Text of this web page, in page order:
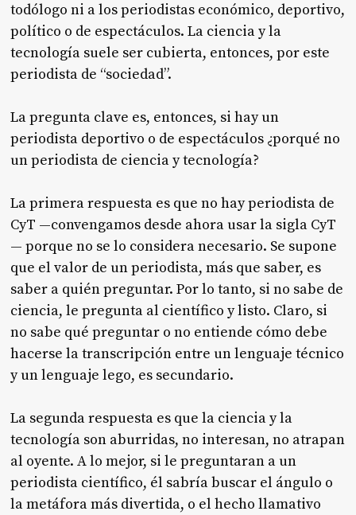
todólogo ni a los periodistas económico, deportivo,
político o de espectáculos. La ciencia y la
tecnología suele ser cubierta, entonces, por este
periodista de “sociedad”.
La pregunta clave es, entonces, si hay un
periodista deportivo o de espectáculos ¿porqué no
un periodista de ciencia y tecnología?
La primera respuesta es que no hay periodista de
CyT —convengamos desde ahora usar la sigla CyT
— porque no se lo considera necesario. Se supone
que el valor de un periodista, más que saber, es
saber a quién preguntar. Por lo tanto, si no sabe de
ciencia, le pregunta al científico y listo. Claro, si
no sabe qué preguntar o no entiende cómo debe
hacerse la transcripción entre un lenguaje técnico
y un lenguaje lego, es secundario.
La segunda respuesta es que la ciencia y la
tecnología son aburridas, no interesan, no atrapan
al oyente. A lo mejor, si le preguntaran a un
periodista científico, él sabría buscar el ángulo o
la metáfora más divertida, o el hecho llamativo